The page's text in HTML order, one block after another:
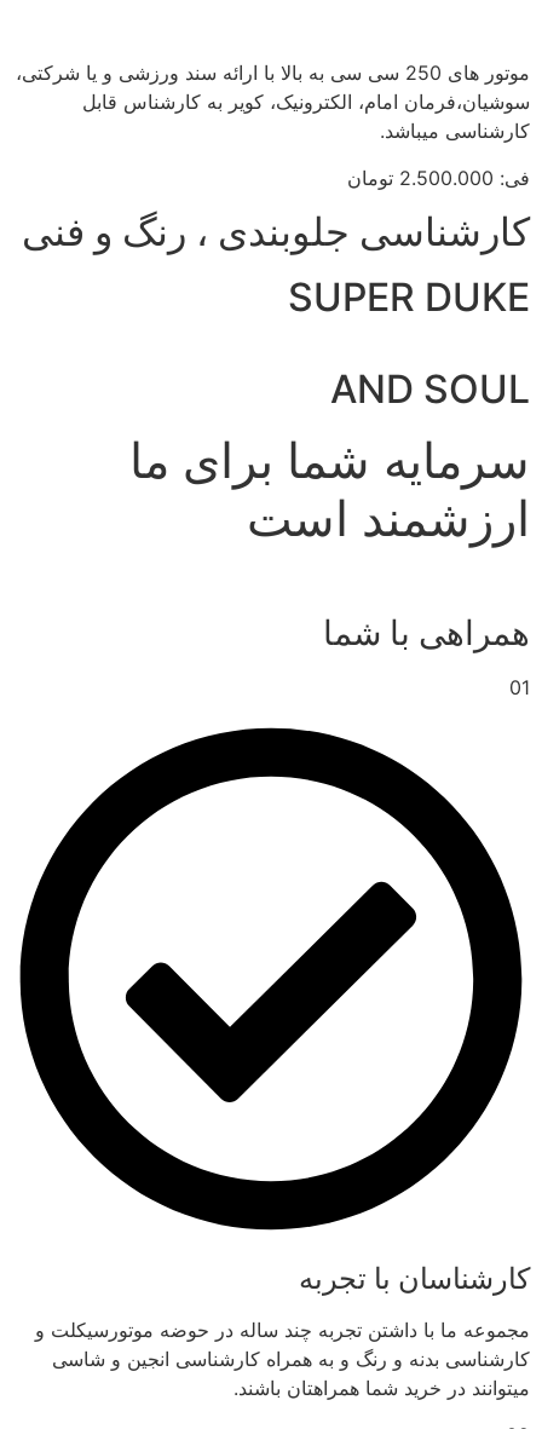
موتور های 250 سی سی به بالا با ارائه سند ورزشی و یا شرکتی،
سوشیان،فرمان امام، الکترونیک، کویر به کارشناس قابل
کارشناسی میباشد.
فی: 2.500.000 تومان
کارشناسی جلوبندی ، رنگ و فنی
SUPER DUKE
AND SOUL
سرمایه شما برای ما
ارزشمند است
همراهی با شما
01
کارشناسان با تجربه
مجموعه ما با داشتن تجربه چند ساله در حوضه موتورسیکلت و
کارشناسی بدنه و رنگ و به همراه کارشناسی انجین و شاسی
میتوانند در خرید شما همراهتان باشند.